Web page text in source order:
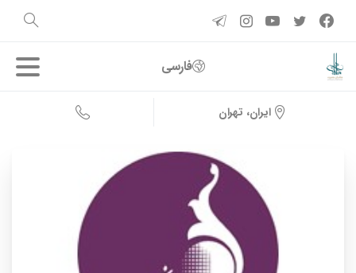
فارسی
ایران، تهران